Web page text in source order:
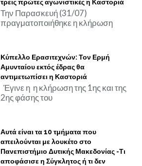
τρεις πρώτες αγωνιστικές η Καστοριά
Την Παρασκευή (31/07)
πραγματοποιήθηκε η κλήρωση
Κύπελλο Ερασιτεχνών: Τον Ερμή
Αμυνταίου εκτός έδρας θα
αντιμετωπίσει η Καστοριά
Έγινε η η κλήρωση της 1ης και της
2ης φάσης του
Αυτά είναι τα 10 τμήματα που
απειλούνται με λουκέτο στο
Πανεπιστήμιο Δυτικής Μακεδονίας -Τι
αποφάσισε η Σύγκλητος ή τι δεν